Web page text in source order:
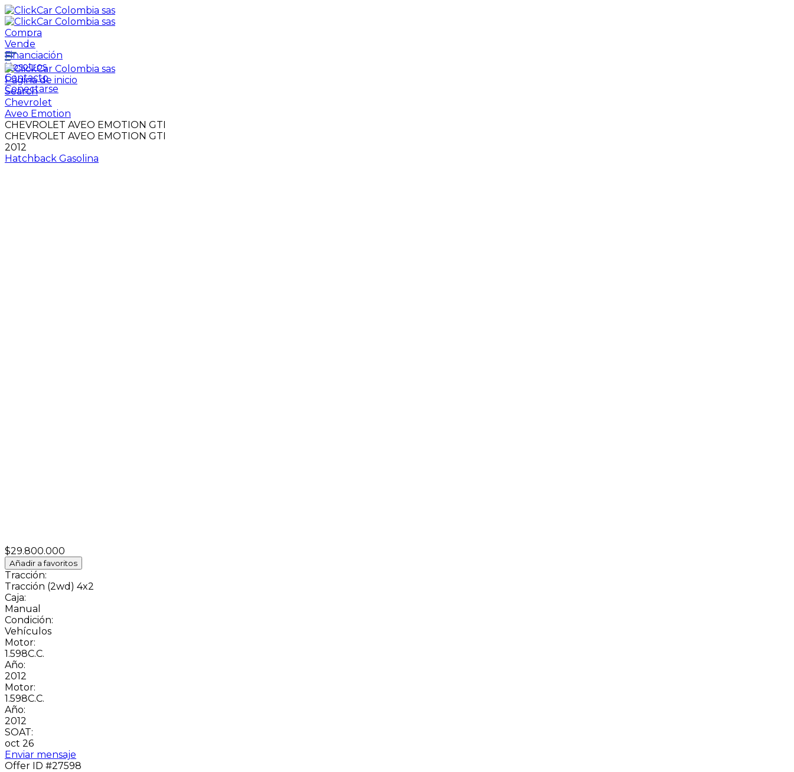
Compra
Vende
Financiación
Nosotros
Contacto
Conectarse
Página de inicio
Search
Chevrolet
Aveo Emotion
CHEVROLET AVEO EMOTION GTI
CHEVROLET AVEO EMOTION GTI
2012
Hatchback Gasolina
$29.800.000
Añadir a favoritos
Tracción:
Tracción (2wd) 4x2
Caja:
Manual
Condición:
Vehículos
Motor:
1.598C.C.
Año:
2012
Motor:
1.598C.C.
Año:
2012
SOAT:
oct 26
Enviar mensaje
Offer ID #27598